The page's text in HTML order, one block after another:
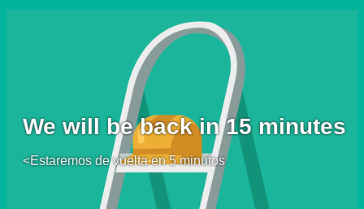
We will be back in 15 minutes
<Estaremos de vuelta en 5 minutos